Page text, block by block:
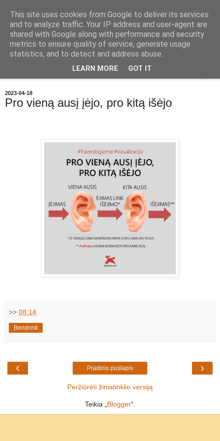
Geležinė Lapė
Tas pats, kas ir Geležinis Vilkas, tik Lapė.
2023-04-18
Pro vieną ausį įėjo, pro kitą išėjo
>> 08:14
Bendrinti
‹ ›
Pradinis puslapis
Peržiūrėti žiniatinklio versiją
Teikia „ Blogger“.
This site uses cookies from Google to deliver its services
and to analyze traffic. Your IP address and user-agent are
shared with Google along with performance and security
metrics to ensure quality of service, generate usage
statistics, and to detect and address abuse.
LEARN MORE GOT IT